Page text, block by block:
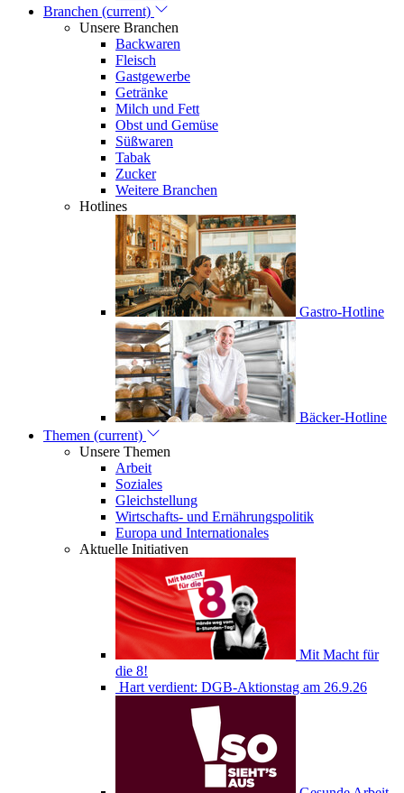
Branchen (current)
Unsere Branchen
Backwaren
Fleisch
Gastgewerbe
Getränke
Milch und Fett
Obst und Gemüse
Süßwaren
Tabak
Zucker
Weitere Branchen
Hotlines
Gastro-Hotline
Bäcker-Hotline
Themen (current)
Unsere Themen
Arbeit
Soziales
Gleichstellung
Wirtschafts- und Ernährungspolitik
Europa und Internationales
Aktuelle Initiativen
Mit Macht für
die 8!
Hart verdient: DGB-Aktionstag am 26.9.26